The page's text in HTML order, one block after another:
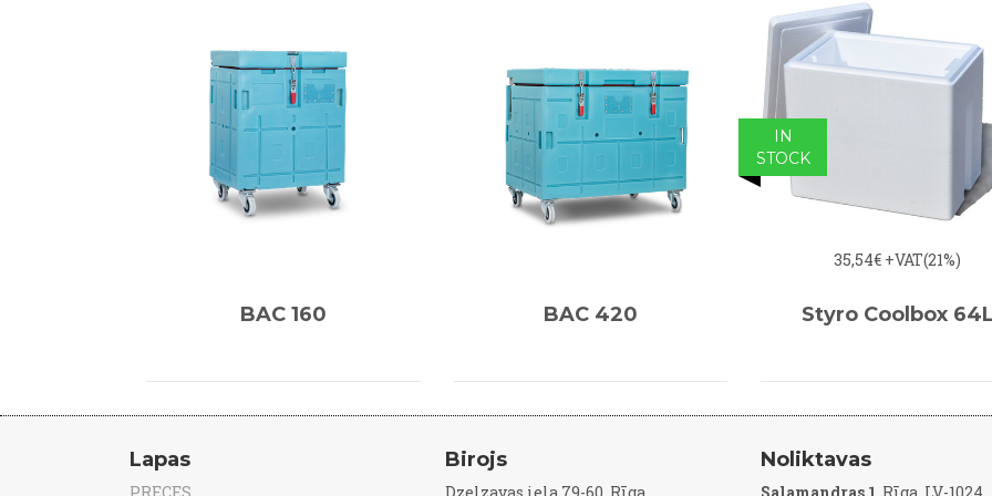
BAC 160 BAC 420
35,54€ +VAT(21%)
Styro Coolbox
IN
STOCK
Lapas Birojs Noliktavas